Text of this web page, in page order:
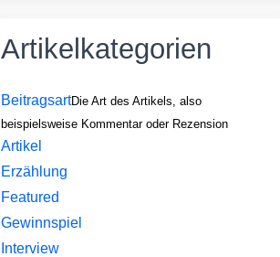
Artikelkategorien
BeitragsartDie Art des Artikels, also
beispielsweise Kommentar oder Rezension
Artikel
Erzählung
Featured
Gewinnspiel
Interview